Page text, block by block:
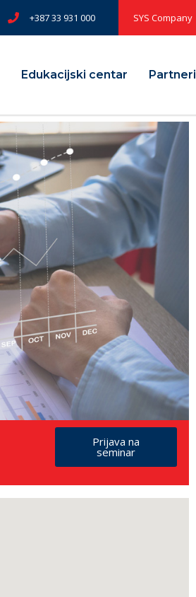
SYS Company
+387 33 931 000
Edukacijski centar Partneri
Prijava na
seminar